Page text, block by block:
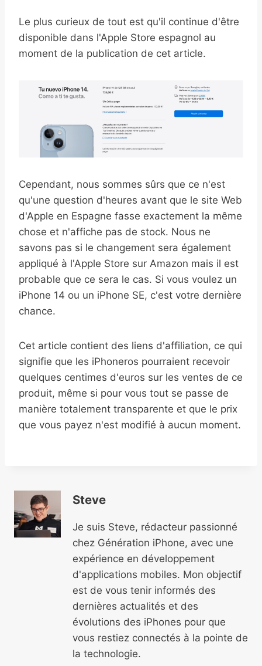
Le plus curieux de tout est qu'il continue d'être
disponible dans l'Apple Store espagnol au
moment de la publication de cet article.
Cependant, nous sommes sûrs que ce n'est
qu'une question d'heures avant que le site Web
d'Apple en Espagne fasse exactement la même
chose et n'affiche pas de stock. Nous ne
savons pas si le changement sera également
appliqué à l'Apple Store sur Amazon mais il est
probable que ce sera le cas. Si vous voulez un
iPhone 14 ou un iPhone SE, c'est votre dernière
chance.
Cet article contient des liens d'affiliation, ce qui
signifie que les iPhoneros pourraient recevoir
quelques centimes d'euros sur les ventes de ce
produit, même si pour vous tout se passe de
manière totalement transparente et que le prix
que vous payez n'est modifié à aucun moment.
Steve
Je suis Steve, rédacteur passionné
chez Génération iPhone, avec une
expérience en développement
d'applications mobiles. Mon objectif
est de vous tenir informés des
dernières actualités et des
évolutions des iPhones pour que
vous restiez connectés à la pointe de
la technologie.